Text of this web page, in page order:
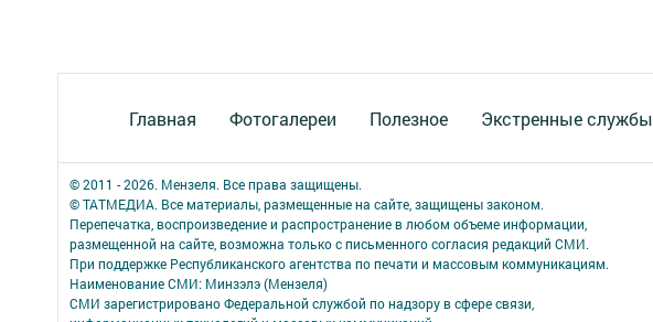
Главная Фотогалереи Полезное Экстренные службы
© 2011 - 2026. Мензеля. Все права защищены.
© ТАТМЕДИА. Все материалы, размещенные на сайте, защищены законом.
Перепечатка, воспроизведение и распространение в любом объеме информации,
размещенной на сайте, возможна только с письменного согласия редакций СМИ.
При поддержке Республиканского агентства по печати и массовым коммуникациям.
Наименование СМИ: Минзэлэ (Мензеля)
СМИ зарегистрировано Федеральной службой по надзору в сфере связи,